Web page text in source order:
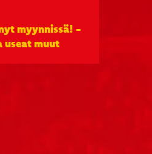
myynnissä! -
useat muut